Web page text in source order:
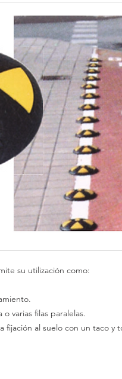
su utilización como:
o varias filas paralelas.
fijación al suelo con un taco y